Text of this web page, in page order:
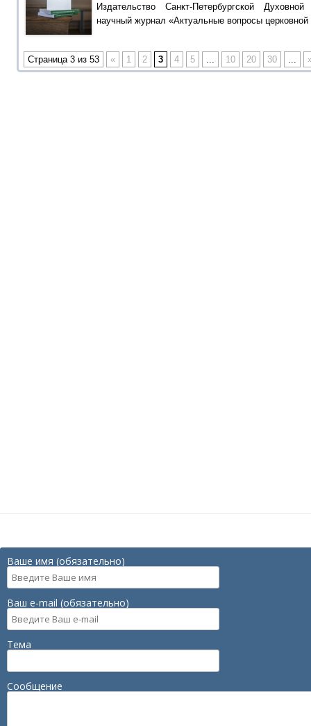
Издательство Санкт-Петербургской
научный журнал «Актуальные вопросы церковной
Страница 3 из 53 « 1 2 3 4 5 10 20 30
Ваше имя (обязательно)
Ваш e-mail (обязательно)
Тема
Сообщение